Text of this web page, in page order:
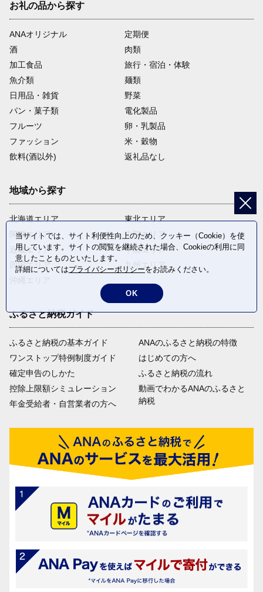
お礼の品から探す
ANAオリジナル
定期便
酒
肉類
加工食品
旅行・宿泊・体験
魚介類
麺類
日用品・雑貨
野菜
パン・菓子類
電化製品
フルーツ
卵・乳製品
ファッション
米・穀物
飲料(酒以外)
返礼品なし
地域から探す
北海道エリア
関東エリア
近畿エリア
四国エリア
東北エリア
中部エリア
中国エリア
九州エリア
ふるさと納税ガイド
ふるさと納税の基本ガイド
ワンストップ特例制度ガイド
確定申告のしかた
控除上限額シミュレーション
年金受給者・自営業者の方へ
ANAのふるさと納税の特徴
はじめての方へ
ふるさと納税の流れ
動画でわかるANAのふるさと
納税
当サイトでは、サイト利便性向上のため、クッキー（Cookie）を使
用しています。サイトの閲覧を継続された場合、Cookieの利用に同
意したことものといたします。
詳細についてはプライバシーポリシーをお読みください。
OK